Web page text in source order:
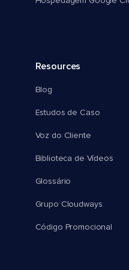
Resources
Blog
Estudos de Caso
Voz do Cliente
Biblioteca de Vídeos
Glossário
Grupo Cloudways
Código Promocional